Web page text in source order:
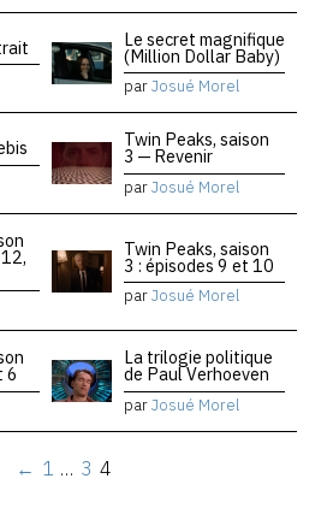
Le secret magnifique
(Million Dollar Baby)
parJosué Morel
Twin Peaks, saison
3 — Revenir
parJosué Morel
Twin Peaks, saison
3 : épisodes 9 et 10
parJosué Morel
6
La trilogie politique
de Paul Verhoeven
parJosué Morel
← 1 … 3 4